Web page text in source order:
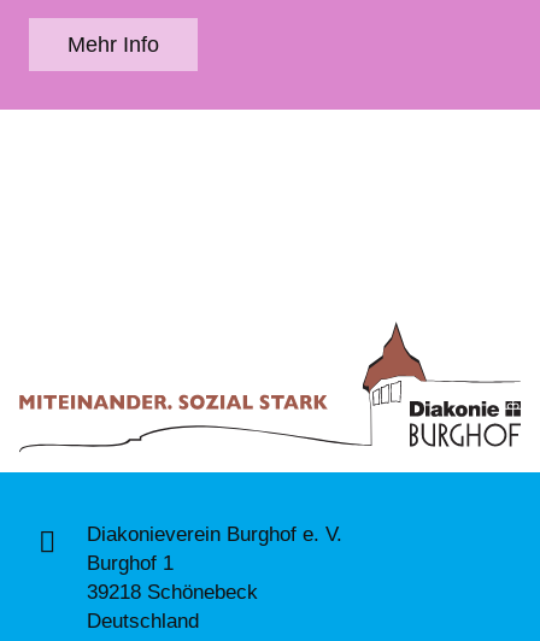
Mehr Info
Diakonieverein Burghof e. V.
Burghof 1
39218 Schönebeck
Deutschland